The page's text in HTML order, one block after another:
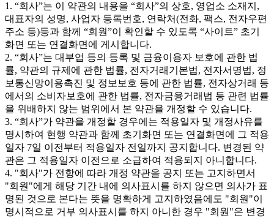
1. “회사”는 이 약관의 내용을 “회사”의 상호, 영업소 소재지,
대표자의 성명, 사업자 등록번호, 연락처(전화, 팩스, 전자우편
주소 등)등과 함께 “회원”이 확인할 수 있도록 “사이트” 초기
화면 또는 연결화면에 게시합니다.
2. “회사”는 대부업 등의 등록 및 금융이용자 보호에 관한 법
률, 약관의 규제에 관한 법률, 전자거래기본법, 전자서명법, 정
보통신망이용촉진 및 정보보호 등에 관한 법률, 전자상거래 등
에서의 소비자보호에 관한 법률, 전자금융거래법 등 관련 법률
을 위배하지 않는 범위에서 본 약관을 개정할 수 있습니다.
3. “회사”가 약관을 개정할 경우에는 적용일자 및 개정사유를
명시하여 현행 약관과 함께 초기화면 또는 연결화면에 그 적용
일자 7일 이전부터 적용일자 전일까지 공지합니다. 변경된 약
관은 그 적용일자 이전으로 소급하여 적용되지 아니합니다.
4. "회사"가 전항에 따라 개정 약관을 공지 또는 고지하면서
"회원"에게 해당 기간 내에 의사표시를 하지 않으면 의사가 표
명된 것으로 본다는 뜻을 명확하게 고지하였음에도 "회원"이
명시적으로 거부 의사표시를 하지 아니한 경우 "회원"은 변경